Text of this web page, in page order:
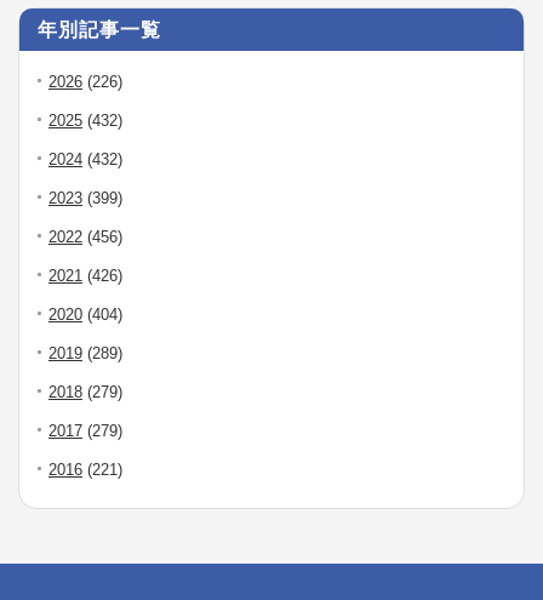
年別記事一覧
2026 (226)
2025 (432)
2024 (432)
2023 (399)
2022 (456)
2021 (426)
2020 (404)
2019 (289)
2018 (279)
2017 (279)
2016 (221)